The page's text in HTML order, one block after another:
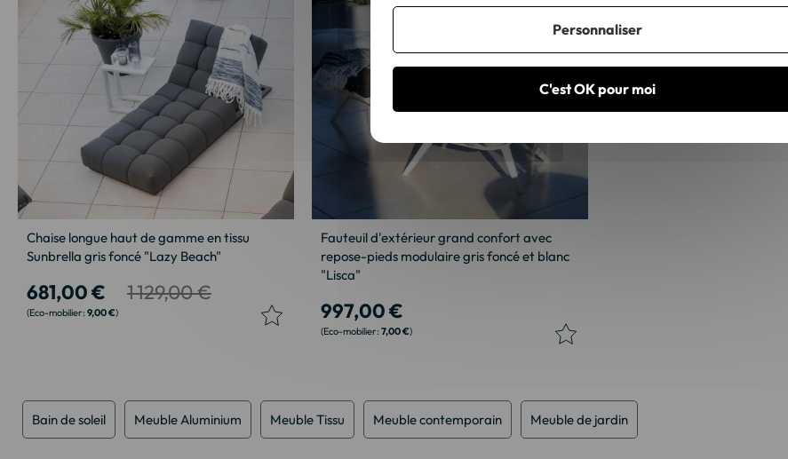
Chaise longue haut de gamme en tissu
Sunbrella gris foncé "Lazy Beach"
681,00 €
9,00 €
1 129,00 €
Fauteuil d'extérieur grand confort avec
repose-pieds modulaire gris foncé et blanc
"Lisca"
997,00 €
7,00 €
Bain de soleil Meuble Aluminium Meuble Tissu Meuble contemporain Meuble de jardin
C'est OK pour moi
Personnaliser